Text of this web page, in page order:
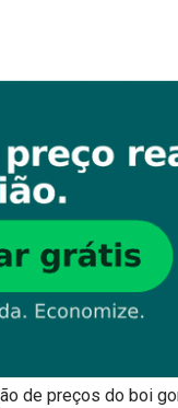
de preços do boi